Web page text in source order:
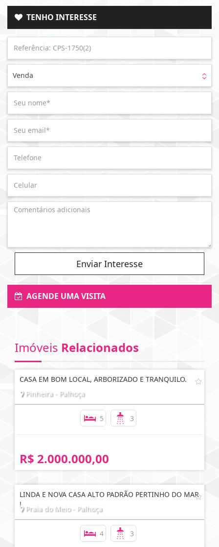
TENHO INTERESSE
Venda
Enviar Interesse
AGENDE UMA VISITA
Imóveis Relacionados
CASA EM BOM LOCAL, ARBORIZADO E TRANQUILO.
Pinheira - Palhoça
5 3
R$ 2.000.000,00
LINDA E NOVA CASA ALTO PADRÃO PERTINHO DO MAR
! Praia do Meio - Palhoça
4 3